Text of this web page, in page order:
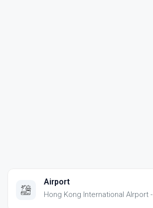
Airport
Hong Kong International AIrport -